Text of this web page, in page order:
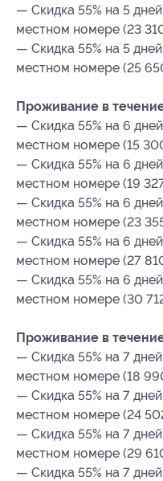
— Скидка 55% на 5
местном номере (23
— Скидка 55% на 5
местном номере (25
Проживание в
— Скидка 55% на 6
местном номере (15
— Скидка 55% на 6
местном номере (19
— Скидка 55% на 6
местном номере (23
— Скидка 55% на 6
местном номере (27
— Скидка 55% на 6
местном номере (30
Проживание в
— Скидка 55% на 7
местном номере (18
— Скидка 55% на 7
местном номере (24
— Скидка 55% на 7
местном номере (29
— Скидка 55% на 7